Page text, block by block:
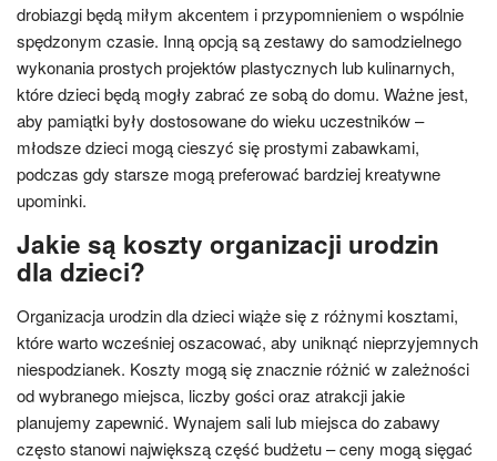
drobiazgi będą miłym akcentem i przypomnieniem o wspólnie
spędzonym czasie. Inną opcją są zestawy do samodzielnego
wykonania prostych projektów plastycznych lub kulinarnych,
które dzieci będą mogły zabrać ze sobą do domu. Ważne jest,
aby pamiątki były dostosowane do wieku uczestników –
młodsze dzieci mogą cieszyć się prostymi zabawkami,
podczas gdy starsze mogą preferować bardziej kreatywne
upominki.
Jakie są koszty organizacji urodzin
dla dzieci?
Organizacja urodzin dla dzieci wiąże się z różnymi kosztami,
które warto wcześniej oszacować, aby uniknąć nieprzyjemnych
niespodzianek. Koszty mogą się znacznie różnić w zależności
od wybranego miejsca, liczby gości oraz atrakcji jakie
planujemy zapewnić. Wynajem sali lub miejsca do zabawy
często stanowi największą część budżetu – ceny mogą sięgać